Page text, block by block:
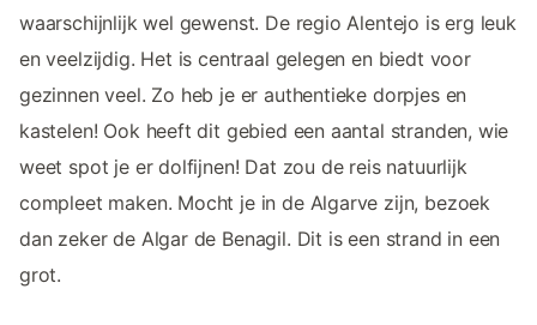
waarschijnlijk wel gewenst. De regio Alentejo is erg leuk
en veelzijdig. Het is centraal gelegen en biedt voor
gezinnen veel. Zo heb je er authentieke dorpjes en
kastelen! Ook heeft dit gebied een aantal stranden, wie
weet spot je er dolfijnen! Dat zou de reis natuurlijk
compleet maken. Mocht je in de Algarve zijn, bezoek
dan zeker de Algar de Benagil. Dit is een strand in een
grot.